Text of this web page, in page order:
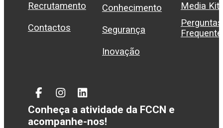
Recrutamento
Contactos
Conhecimento
Segurança
Inovação
Media Kit
Perguntas
FacebookInstagram
Linked
In
Conheça a atividade da FCCN e
acompanhe-nos!